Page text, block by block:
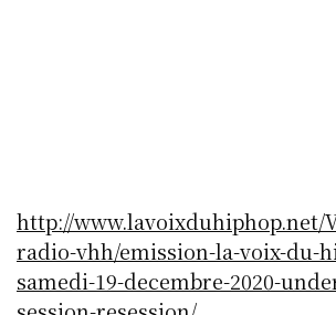
http://www.lavoixduhiphop.net/
radio-vhh/emission-la-voix-du-
samedi-19-decembre-2020-